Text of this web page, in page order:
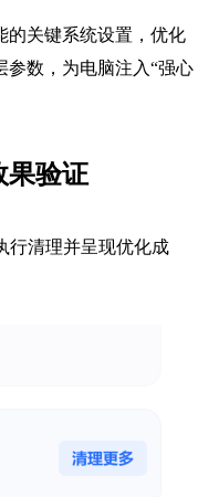
的关键系统设置，优化
参数，为电脑注入“强心
果验证
行清理并呈现优化成